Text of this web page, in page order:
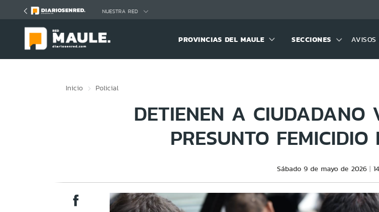
NUESTRA RED
PROVINCIAS DEL MAULE SECCIONES AVISOS
Inicio Policial
DETIENEN A CIUDADANO
PRESUNTO
Sábado 9 de mayo de 2026